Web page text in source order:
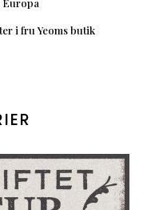
i fru Yeoms butik